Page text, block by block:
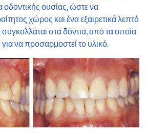
ουσίας, ώστε να
χώρος και ένα εξαιρετικά λεπτό
στα δόντια, από τα οποία
για να προσαρμοστεί το υλικό.